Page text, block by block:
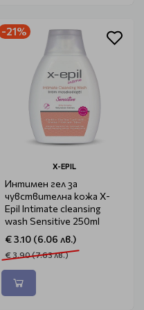
-21%
X-EPIL
Интимен гел за
чувствителна кожа X-
Epil Intimate cleansing
wash Sensitive 250ml
€ 3.10 (6.06 лв.)
€ 3.90 (7.63 лв.)